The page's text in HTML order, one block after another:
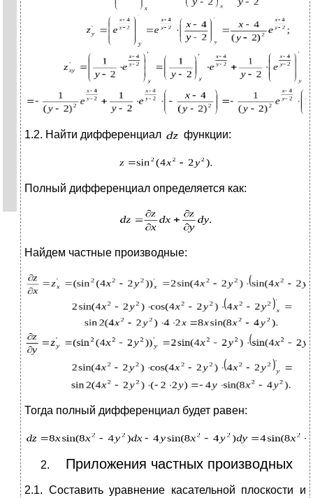
1.2. Найти дифференциал функции:
Полный дифференциал определяется как:
Найдем частные производные:
Тогда полный дифференциал будет равен:
Приложения частных производных
2.1. Составить уравнение касательной плоскости и